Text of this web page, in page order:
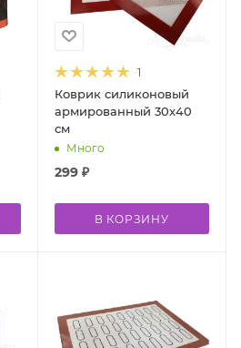
1
Коврик силиконовый
армированный 30х40
см
Много
299₽
В КОРЗИНУ